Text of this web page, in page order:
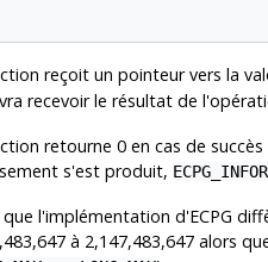
reçoit un pointeur vers la
recevoir le résultat de
retourne 0 en cas de
s'est produit,
l'implémentation d'ECPG
à 2,147,483,647 alors